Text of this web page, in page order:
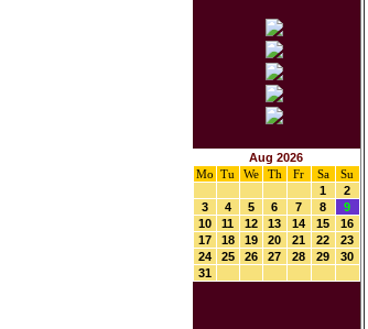
Aug 2026
Mo Tu We Th Fr Sa
Su
1
2
3
4 5 6 7 8
9
10
11 12 13 14 15
16
17
18 19 20 21 22
23
24
25 26 27 28 29
30
31